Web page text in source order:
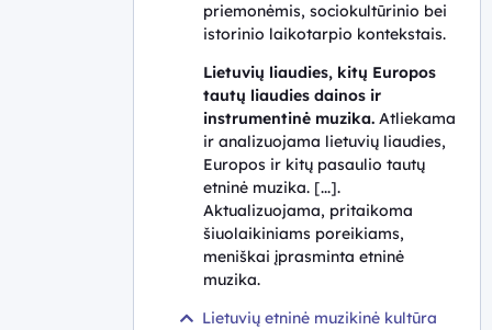
priemonėmis, sociokultūrinio bei
istorinio laikotarpio kontekstais.
Lietuvių liaudies, kitų Europos
tautų liaudies dainos ir
instrumentinė muzika.Atliekama
ir analizuojama lietuvių liaudies,
Europos ir kitų pasaulio tautų
etninė muzika. [...].
Aktualizuojama, pritaikoma
šiuolaikiniams poreikiams,
meniškai įprasminta etninė
muzika.
Lietuvių etninė muzikinė kultūra